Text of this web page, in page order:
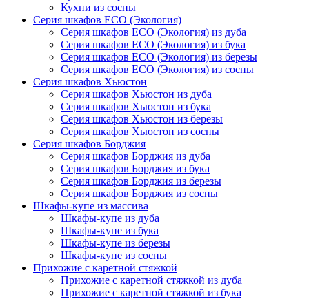
Кухни из сосны
Серия шкафов ECO (Экология)
Серия шкафов ECO (Экология) из дуба
Серия шкафов ECO (Экология) из бука
Серия шкафов ECO (Экология) из березы
Серия шкафов ECO (Экология) из сосны
Серия шкафов Хьюстон
Серия шкафов Хьюстон из дуба
Серия шкафов Хьюстон из бука
Серия шкафов Хьюстон из березы
Серия шкафов Хьюстон из сосны
Серия шкафов Борджия
Серия шкафов Борджия из дуба
Серия шкафов Борджия из бука
Серия шкафов Борджия из березы
Серия шкафов Борджия из сосны
Шкафы-купе из массива
Шкафы-купе из дуба
Шкафы-купе из бука
Шкафы-купе из березы
Шкафы-купе из сосны
Прихожие с каретной стяжкой
Прихожие с каретной стяжкой из дуба
Прихожие с каретной стяжкой из бука